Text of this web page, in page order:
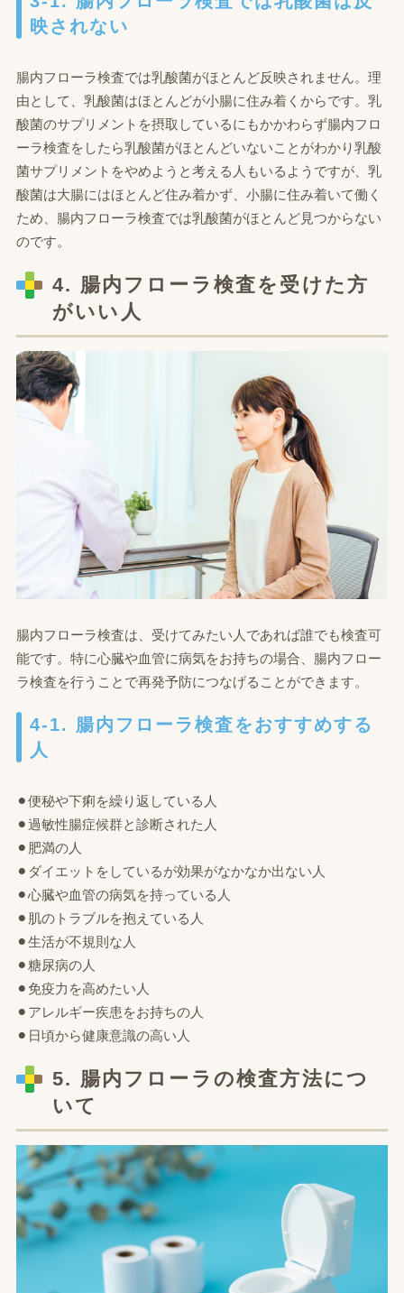
映されない
腸内フローラ検査では乳酸菌がほとんど反映されません。理
由として、乳酸菌はほとんどが小腸に住み着くからです。乳
酸菌のサプリメントを摂取しているにもかかわらず腸内フロ
ーラ検査をしたら乳酸菌がほとんどいないことがわかり乳酸
菌サプリメントをやめようと考える人もいるようですが、乳
酸菌は大腸にはほとんど住み着かず、小腸に住み着いて働く
ため、腸内フローラ検査では乳酸菌がほとんど見つからない
のです。
4. 腸内フローラ検査を受けた方
がいい人
腸内フローラ検査は、受けてみたい人であれば誰でも検査可
能です。特に心臓や血管に病気をお持ちの場合、腸内フロー
ラ検査を行うことで再発予防につなげることができます。
4-1. 腸内フローラ検査をおすすめする
人
⚫︎便秘や下痢を繰り返している人
⚫︎過敏性腸症候群と診断された人
⚫︎肥満の人
⚫︎ダイエットをしているが効果がなかなか出ない人
⚫︎心臓や血管の病気を持っている人
⚫︎肌のトラブルを抱えている人
⚫︎生活が不規則な人
⚫︎糖尿病の人
⚫︎免疫力を高めたい人
⚫︎アレルギー疾患をお持ちの人
⚫︎日頃から健康意識の高い人
5. 腸内フローラの検査方法につ
いて